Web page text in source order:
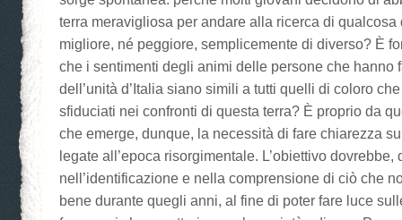
terra meravigliosa per andare alla ricerca di qualcosa
migliore, né peggiore, semplicemente di diverso? È
che i sentimenti degli animi delle persone che hanno
dell’unità d’Italia siano simili a tutti quelli di coloro
sfiduciati nei confronti di questa terra? È proprio da
che emerge, dunque, la necessità di fare chiarezza
legate all’epoca risorgimentale. L’obiettivo
nell’identificazione e nella comprensione di ciò che
bene durante quegli anni, al fine di poter fare luce